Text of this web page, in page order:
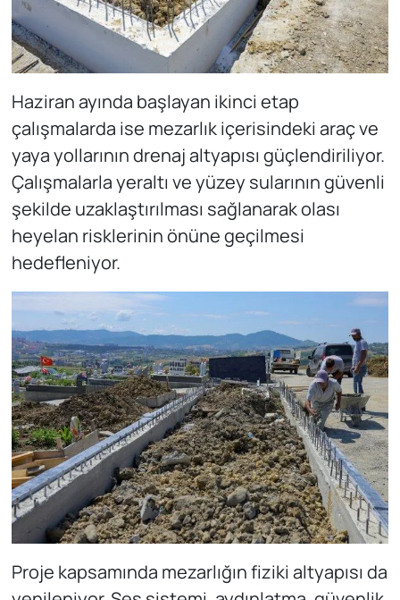
Haziran ayında başlayan ikinci etap
çalışmalarda ise mezarlık içerisindeki araç ve
yaya yollarının drenaj altyapısı güçlendiriliyor.
Çalışmalarla yeraltı ve yüzey sularının güvenli
şekilde uzaklaştırılması sağlanarak olası
heyelan risklerinin önüne geçilmesi
hedefleniyor.
Proje kapsamında mezarlığın fiziki altyapısı da